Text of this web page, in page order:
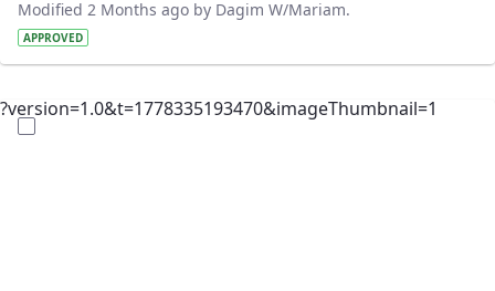
Modified 2 Months ago by Dagim W/Mariam.
APPROVED
?version=1.0&t=1778335193470&imageThumbnail=1